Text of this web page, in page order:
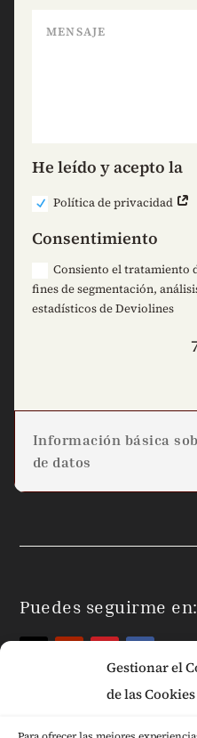
Gestionar el
de las Cookies
He leído y acepto la
Política de privacidad
Consentimiento
Consiento el tratamiento
fines de segmentación,
estadísticos de Deviolines
Información básica
de datos
Puedes seguirme en: